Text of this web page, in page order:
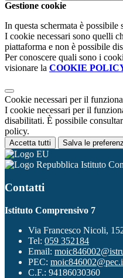
Gestione cookie
In questa schermata è
I cookie necessari sono quelli
piattaforma e non è possibile
Per conoscere quali sono i
visionare la COOKIE
Cookie necessari per il
I cookie necessari per il
disabilitati. È possibile
policy.
Accetta tutti Salva le
Istituto
Contatti
Istituto Comprensivo 7
Via Francesco Nicoli,
Tel: 059 352184
Email:
PEC:
C.F.: 94186030360